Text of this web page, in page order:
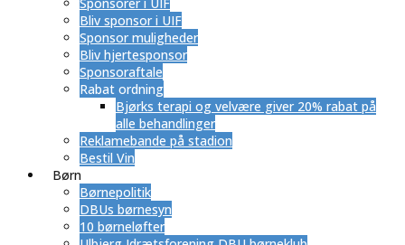
Bliv sponsor i UIF
Sponsor muligheder
Bliv hjertesponsor
Sponsoraftale
Rabat ordning
​Bjørks terapi og velvære giver 20% rabat på
alle behandlinger
Reklamebande på stadion
Bestil Vin
Børn
Børnepolitik
DBUs børnesyn
10 børneløfter